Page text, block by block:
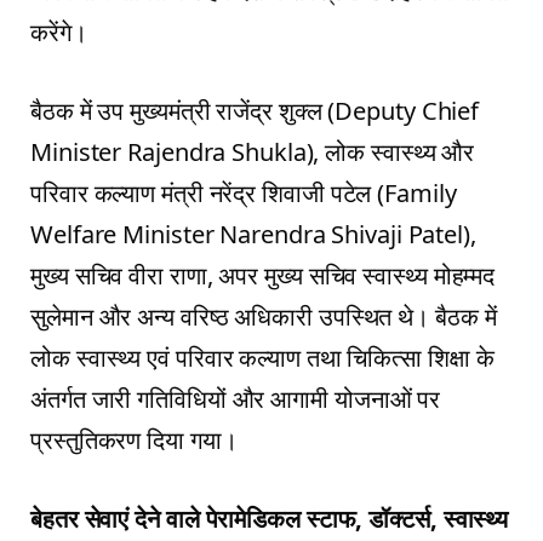
करेंगे।
बैठक में उप मुख्यमंत्री राजेंद्र शुक्ल (Deputy Chief
Minister Rajendra Shukla), लोक स्वास्थ्य और
परिवार कल्याण मंत्री नरेंद्र शिवाजी पटेल (Family
Welfare Minister Narendra Shivaji Patel),
मुख्य सचिव वीरा राणा, अपर मुख्य सचिव स्वास्थ्य मोहम्मद
सुलेमान और अन्य वरिष्ठ अधिकारी उपस्थित थे। बैठक में
लोक स्वास्थ्य एवं परिवार कल्याण तथा चिकित्सा शिक्षा के
अंतर्गत जारी गतिविधियों और आगामी योजनाओं पर
प्रस्तुतिकरण दिया गया।
बेहतर सेवाएं देने वाले पेरामेडिकल स्टाफ, डॉक्टर्स, स्वास्थ्य